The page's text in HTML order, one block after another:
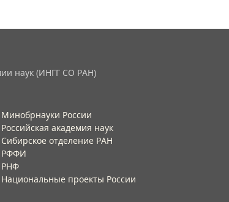
наук (ИНГГ СО РАН)
Минобрнауки России
Российская академия наук
Сибирское отделение РАН
РФФИ
РНФ
Национальные проекты России